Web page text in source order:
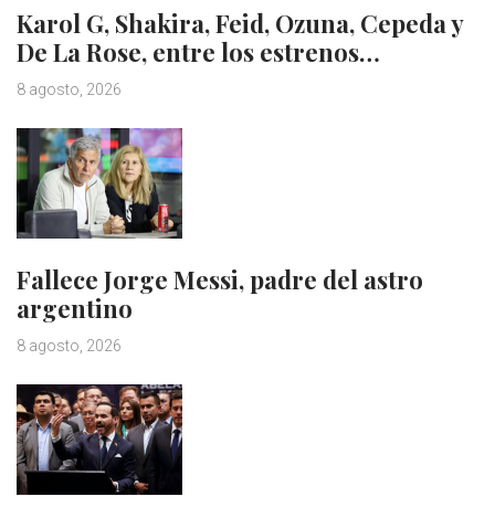
Karol G, Shakira, Feid, Ozuna, Cepeda y
De La Rose, entre los estrenos…
8 agosto, 2026
Fallece Jorge Messi, padre del astro
argentino
8 agosto, 2026